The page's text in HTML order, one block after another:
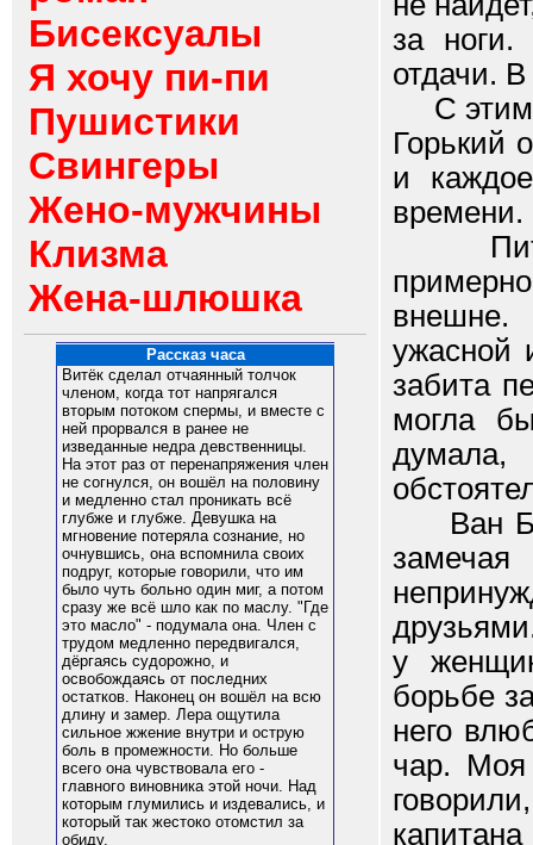
Бисексуалы
Я хочу пи-пи
Пушистики
Свингеры
Жено-мужчины
Клизма
Жена-шлюшка
Рассказ часа
Витёк сделал отчаянный толчок
членом, когда тот напрягался
вторым потоком спермы, и вместе с
ней прорвался в ранее не
изведанные недра девственницы.
На этот раз от перенапряжения член
не согнулся, он вошёл на половину
и медленно стал проникать всё
глубже и глубже. Девушка на
мгновение потеряла сознание, но
очнувшись, она вспомнила своих
подруг, которые говорили, что им
было чуть больно один миг, а потом
сразу же всё шло как по маслу. "Где
это масло" - подумала она. Член с
трудом медленно передвигался,
дёргаясь судорожно, и
освобождаясь от последних
остатков. Наконец он вошёл на всю
длину и замер. Лера ощутила
сильное жжение внутри и острую
боль в промежности. Но больше
всего она чувствовала его -
главного виновника этой ночи. Над
которым глумились и издевались, и
который так жестоко отомстил за
обиду.
за
отдачи. В
С этим
Горький
и
времени.
Питер
ужасной
забита
могла
Ван
у
борьбе
него
чар. Моя